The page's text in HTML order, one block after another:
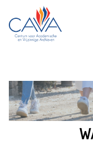
Naar de inhoud